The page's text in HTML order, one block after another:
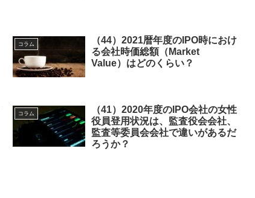
コラム
（44）2021暦年度のIPO時におけ
る会社時価総額（Market
Value）はどのくらい？
コラム
（41）2020年度のIPO会社の女性
役員登用状況は、監査役会会社、
監査等委員会会社で違いがあるだ
ろうか？